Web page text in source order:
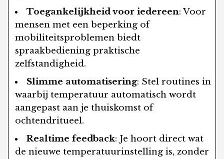
Toegankelijkheid voor iedereen: Voor
mensen met een beperking of
mobiliteitsproblemen biedt
spraakbediening praktische
zelfstandigheid.
Slimme automatisering: Stel routines in
waarbij temperatuur automatisch wordt
aangepast aan je thuiskomst of
ochtendritueel.
Realtime feedback: Je hoort direct wat
de nieuwe temperatuurinstelling is, zonder